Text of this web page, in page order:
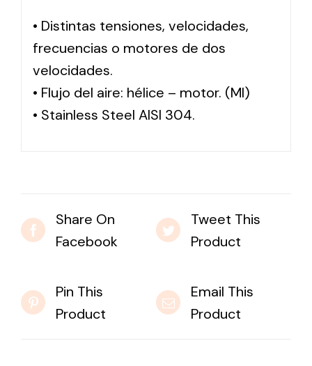
• Distintas tensiones, velocidades,
frecuencias o motores de dos
velocidades.
• Flujo del aire: hélice – motor. (MI)
• Stainless Steel AISI 304.
Share On
Facebook
Tweet This
Product
Pin This
Product
Email This
Product